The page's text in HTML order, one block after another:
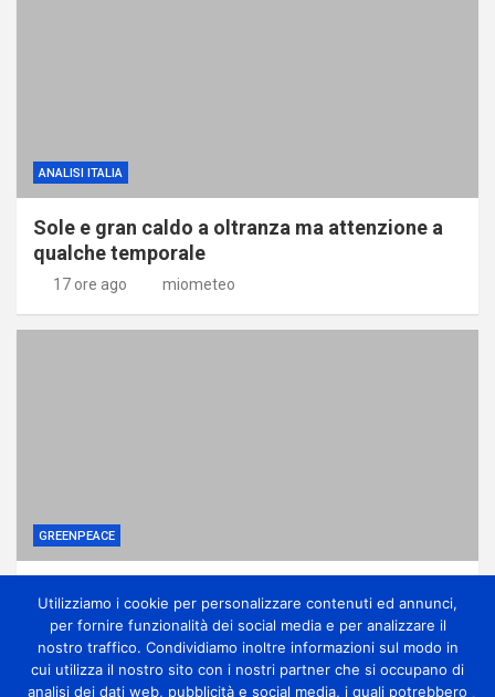
ANALISI ITALIA
Sole e gran caldo a oltranza ma attenzione a
qualche temporale
17 ore ago miometeo
GREENPEACE
contro la crisi climatica
1 giorno ago miometeo
Utilizziamo i cookie per personalizzare contenuti ed annunci,
per fornire funzionalità dei social media e per analizzare il
nostro traffico. Condividiamo inoltre informazioni sul modo in
cui utilizza il nostro sito con i nostri partner che si occupano di
analisi dei dati web, pubblicità e social media, i quali potrebbero